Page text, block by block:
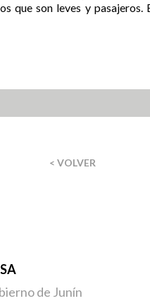
que son leves y
< VOLVER
de Junín